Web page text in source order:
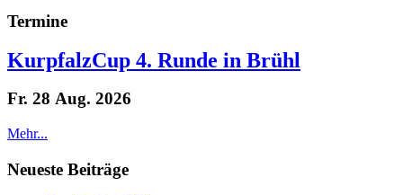
Termine
KurpfalzCup 4. Runde in Brühl
Fr. 28 Aug. 2026
Mehr...
Neueste Beiträge